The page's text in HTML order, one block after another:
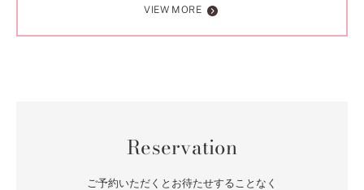
VIEW MORE
Reservation
ご予約いただくとお待たせすることなく